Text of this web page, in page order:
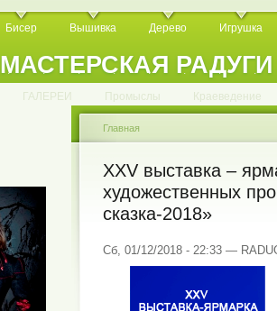
МАСТЕРСКАЯ РАДУГИ
Бисер Вышивка Дерево Игрушка
. . . . . . . .
ГАЛЕРЕИ Промыслы Краеведение
Главная
XXV выставка –
художественных
сказка-2018»
Сб, 01/12/2018 - 22:33 —